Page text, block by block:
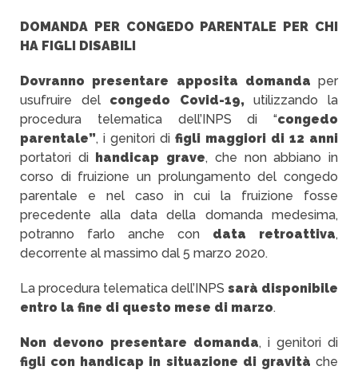
DOMANDA PER CONGEDO PARENTALE PER CHI
HA FIGLI DISABILI
Dovranno presentare apposita domanda per
usufruire del congedo Covid-19,utilizzando la
procedura telematica dell’INPS di “congedo
parentale”, i genitori di figli maggiori di 12 anni
portatori di handicap grave, che non abbiano in
corso di fruizione un prolungamento del congedo
parentale e nel caso in cui la fruizione fosse
precedente alla data della domanda medesima,
potranno farlo anche con data retroattiva,
decorrente al massimo dal 5 marzo 2020.
La procedura telematica dell’INPS sarà disponibile
entro la fine di questo mese di marzo.
Non devono presentare domanda, i genitori di
figli con handicap in situazione di gravità che